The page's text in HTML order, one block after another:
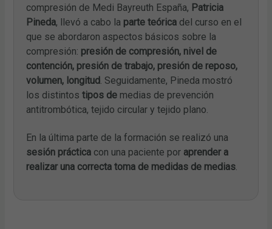
compresión de Medi Bayreuth España, Patricia
Pineda, llevó a cabo la parte teórica del curso en el
que se abordaron aspectos básicos sobre la
compresión: presión de compresión, nivel de
contención, presión de trabajo, presión de reposo,
volumen, longitud. Seguidamente, Pineda mostró
los distintos tipos de medias de prevención
antitrombótica, tejido circular y tejido plano.
En la última parte de la formación se realizó una
sesión práctica con una paciente por aprender a
realizar una correcta toma de medidas de medias.